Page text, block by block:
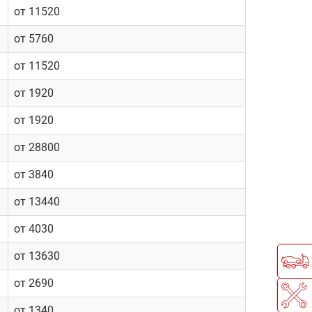
от 11520
от 5760
от 11520
от 1920
от 1920
от 28800
от 3840
от 13440
от 4030
от 13630
от 2690